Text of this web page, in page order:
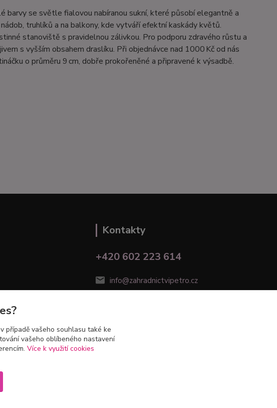
se světle fialovou nabíranou sukní, které působí elegantně a
truhlíků a na balkony, kde vytváří efektní kaskády květů.
stanoviště s pravidelnou zálivkou. Pro podporu zdravého růstu a
s vyšším obsahem draslíku. Při objednávce nad 1000 Kč od nás
o průměru 9 cm, dobře prokořeněné a připravené k výsadbě.
Kontakty
+420 602 223 614
info@zahradnictvipetro.cz
případě vašeho souhlasu také ke
vašeho oblíbeného nastavení
Více k využití cookies